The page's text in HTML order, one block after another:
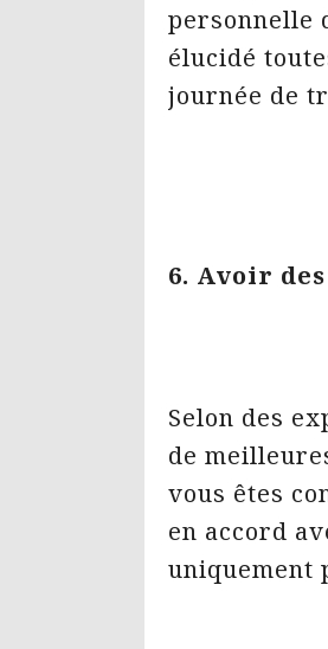
personnelle
élucidé
journée de
6. Avoir
Selon des
de
vous êtes
en accord
uniquement